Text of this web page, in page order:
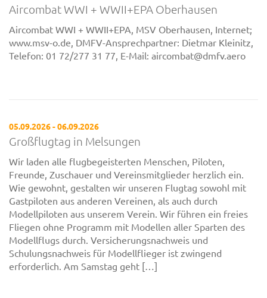
Aircombat WWI + WWII+EPA Oberhausen
Aircombat WWI + WWII+EPA, MSV Oberhausen, Internet;
www.msv-o.de, DMFV-Ansprechpartner: Dietmar Kleinitz,
Telefon: 01 72/277 31 77, E-Mail: aircombat@dmfv.aero
05.09.2026 - 06.09.2026
Großflugtag in Melsungen
Wir laden alle flugbegeisterten Menschen, Piloten,
Freunde, Zuschauer und Vereinsmitglieder herzlich ein.
Wie gewohnt, gestalten wir unseren Flugtag sowohl mit
Gastpiloten aus anderen Vereinen, als auch durch
Modellpiloten aus unserem Verein. Wir führen ein freies
Fliegen ohne Programm mit Modellen aller Sparten des
Modellflugs durch. Versicherungsnachweis und
Schulungsnachweis für Modellflieger ist zwingend
erforderlich. Am Samstag geht […]